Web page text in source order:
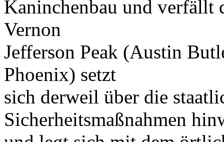
Kaninchenbau und verfällt
Vernon
Jefferson Peak (Austin
Phoenix) setzt
sich derweil über die
Sicherheitsmaßnahmen